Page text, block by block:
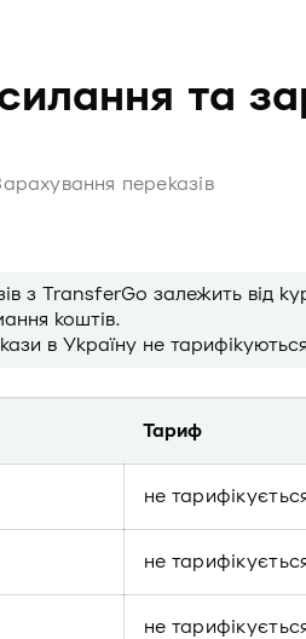
та
переказів
з TransferGo залежить від
коштів.
в Україну не
Тариф
не
не
не